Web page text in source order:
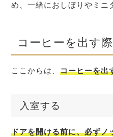
め、一緒におしぼりやミニ
コーヒーを出す
ここからは、コーヒーを出
入室する
ドアを開ける前に、必ずノ